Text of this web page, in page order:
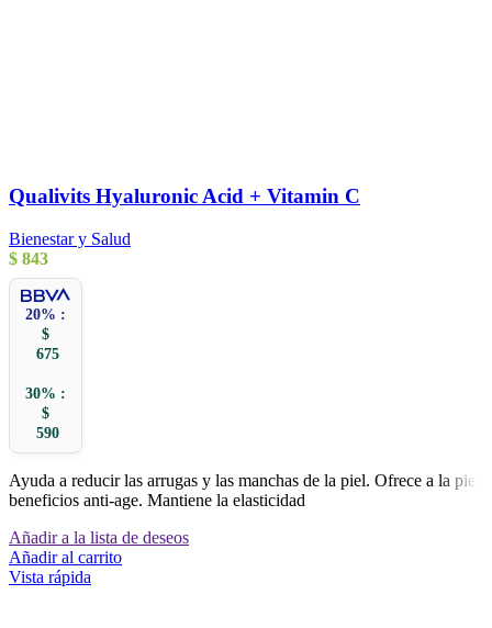
Qualivits Hyaluronic Acid + Vitamin C
Bienestar y Salud
$ 843
20% :
$
675
30% :
$
590
Ayuda a reducir las arrugas y las manchas de la piel. Ofrece a la piel
beneficios anti-age. Mantiene la elasticidad
Añadir a la lista de deseos
Añadir al carrito
Vista rápida